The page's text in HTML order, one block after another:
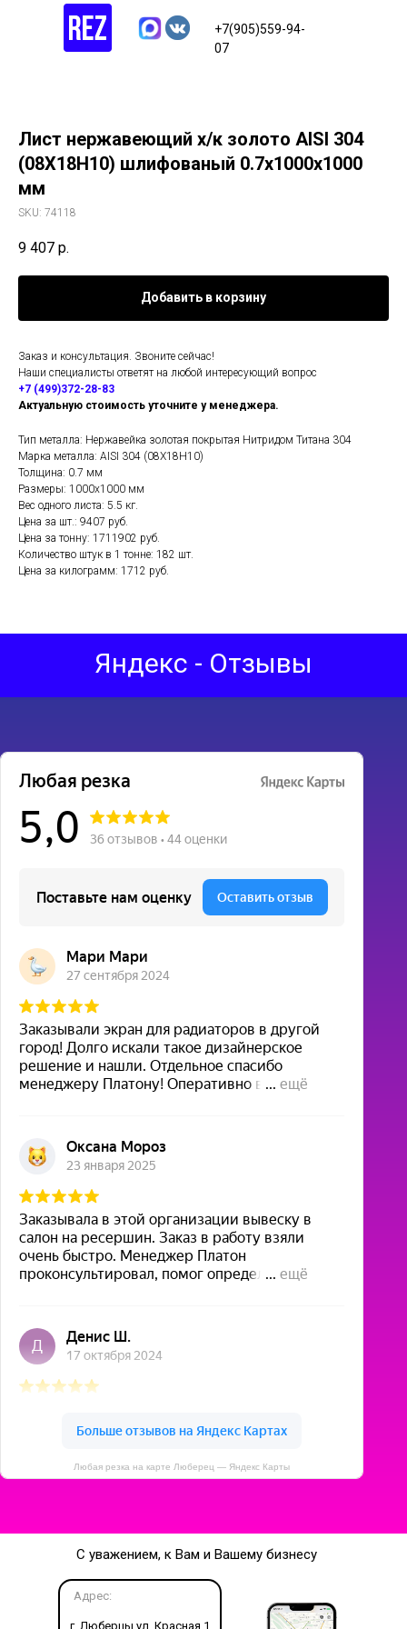
+7(905)559-94-
07
Лист нержавеющий х/к золото AISI 304
(08Х18Н10) шлифованый 0.7х1000х1000
мм
SKU: 74118
9 407 р.
Добавить в корзину
Заказ и консультация. Звоните сейчас!
Наши специалисты ответят на любой интересующий вопрос
+7 (499)372-28-83
Актуальную стоимость уточните у менеджера.
Тип металла: Нержавейка золотая покрытая Нитридом Титана 304
Марка металла: AISI 304 (08Х18Н10)
Толщина: 0.7 мм
Размеры: 1000х1000 мм
Вес одного листа: 5.5 кг.
Цена за шт.: 9407 руб.
Цена за тонну: 1711902 руб.
Количество штук в 1 тонне: 182 шт.
Цена за килограмм: 1712 руб.
Яндекс - Отзывы
Любая резка на карте Люберец — Яндекс Карты
С уважением, к Вам и Вашему бизнесу
Адрес:
г. Люберцы ул. Красная 1